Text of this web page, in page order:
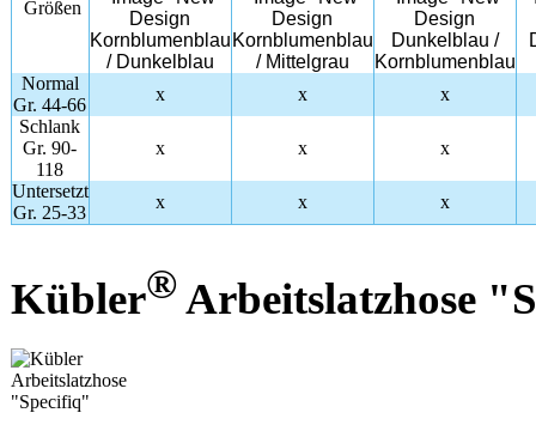
Größen
Normal
Gr. 44-66
x x
x
Schlank
Gr. 90-
118
x x x
Untersetzt
Gr. 25-33
x x x
Kübler®Arbeitslatzhose